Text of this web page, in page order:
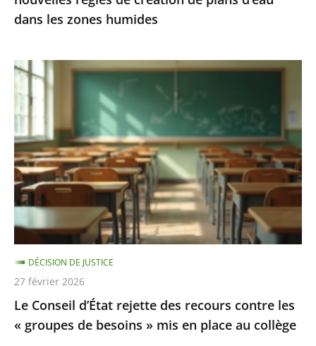
dans
zones
humides
dans les zones humides
Le
Conseil
d’État
rejette
des
recours
contre
les
«
groupes
de
besoins
»
mis
Le Conseil d’État rejette des recours contre les
« groupes de besoins » mis en place au collège
DÉCISION DE JUSTICE
27 février 2026